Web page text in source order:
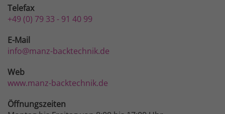
Telefax
+49 (0) 79 33 - 91 40 99
E-Mail
info@manz-backtechnik.de
Web
www.manz-backtechnik.de
Öffnungszeiten